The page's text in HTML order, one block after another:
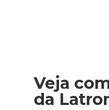
Veja
da